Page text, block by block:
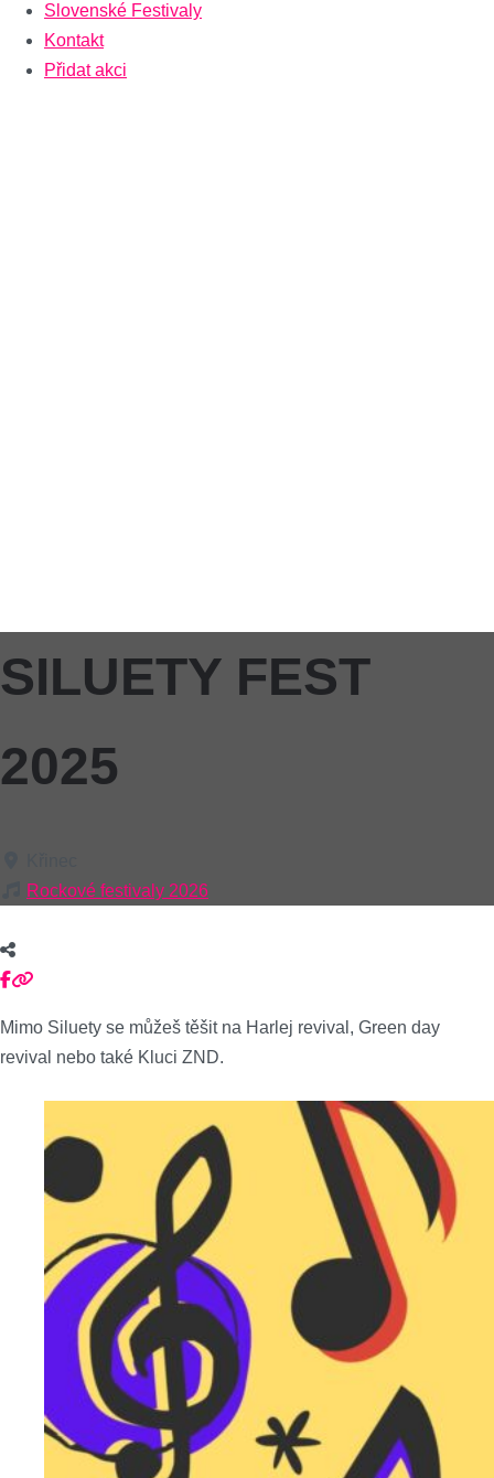
Slovenské Festivaly
Kontakt
Přidat akci
SILUETY FEST
2025
Rockové festivaly 2026
Mimo Siluety se můžeš těšit na Harlej revival, Green day
revival nebo také Kluci ZND.